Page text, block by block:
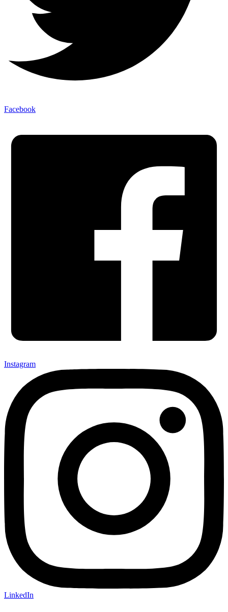
Facebook
Instagram
LinkedIn